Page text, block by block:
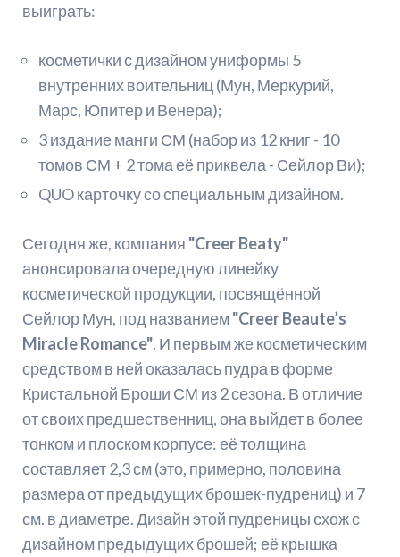
выиграть:
косметички с дизайном униформы 5
внутренних воительниц (Мун, Меркурий,
Марс, Юпитер и Венера);
3 издание манги СМ (набор из 12 книг - 10
томов СМ + 2 тома её приквела - Сейлор Ви);
QUO карточку со специальным дизайном.
Сегодня же, компания "Creer Beaty"
анонсировала очередную линейку
косметической продукции, посвящённой
Сейлор Мун, под названием "Creer Beaute’s
Miracle Romance". И первым же косметическим
средством в ней оказалась пудра в форме
Кристальной Броши СМ из 2 сезона. В отличие
от своих предшественниц, она выйдет в более
тонком и плоском корпусе: её толщина
составляет 2,3 см (это, примерно, половина
размера от предыдущих брошек-пудрениц) и 7
см. в диаметре. Дизайн этой пудреницы схож с
дизайном предыдущих брошей; её крышка